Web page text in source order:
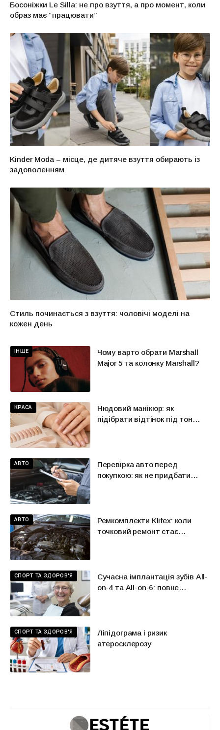
Босоніжки Le Silla: не про взуття, а про момент, коли
образ має “працювати”
Kinder Moda – місце, де дитяче взуття обирають із
задоволенням
Стиль починається з взуття: чоловічі моделі на
кожен день
ІНШЕ
Чому варто обрати Marshall
Major 5 та колонку Marshall?
КРАСА
Нюдовий манікюр: як
підібрати відтінок під тон
АВТО
Перевірка авто перед
покупкою: як не придбати
АВТО
Ремкомплекти Klifex: коли
точковий ремонт стає
СПОРТ ТА ЗДОРОВ'Я
Сучасна імплантація зубів All-
on-4 та All-on-6: повне
СПОРТ ТА ЗДОРОВ'Я
Ліпідограма і ризик
атеросклерозу